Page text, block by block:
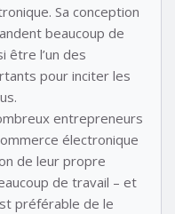
Sa conception
beaucoup de
être l’un des
pour inciter les
entrepreneurs
électronique
de leur propre
de travail – et
préférable de le